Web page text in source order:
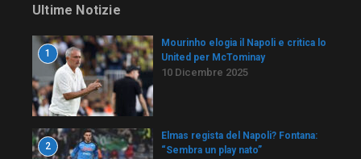
Ultime Notizie
1
Mourinho elogia il Napoli e critica lo
United per McTominay
10 Dicembre 2025
2
Elmas regista del Napoli? Fontana:
“Sembra un play nato”